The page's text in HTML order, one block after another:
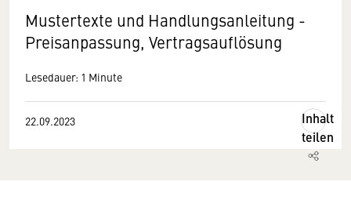
Mustertexte und Handlungsanleitung -
Preisanpassung, Vertragsauflösung
Lesedauer: 1 Minute
22.09.2023
Inhalt
teilen